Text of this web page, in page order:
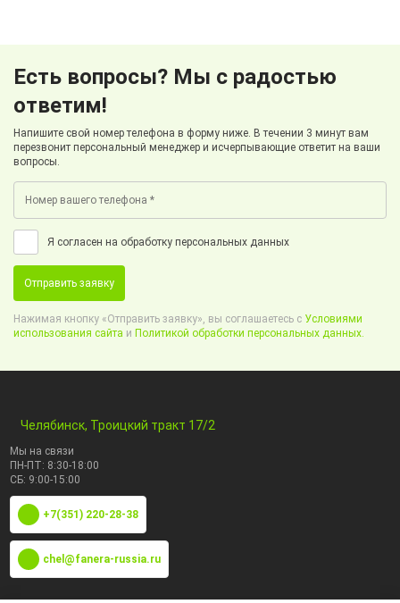
Есть вопросы? Мы с радостью
ответим!
Напишите свой номер телефона в форму ниже. В течении 3 минут вам
перезвонит персональный менеджер и исчерпывающие ответит на ваши
вопросы.
Я согласен на обработку персональных данных
Отправить заявку
Нажимая кнопку «Отправить заявку», вы соглашаетесь с Условиями
использования сайта и Политикой обработки персональных данных.
Челябинск, Троицкий тракт 17/2
Мы на связи
ПН-ПТ: 8:30-18:00
СБ: 9:00-15:00
+7(351) 220-28-38
chel@fanera-russia.ru